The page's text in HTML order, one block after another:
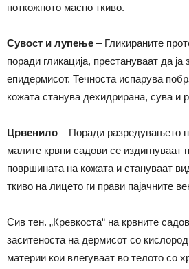
поткожното масно ткиво.
Сувост и лупење – Гликираните
поради гликација, престануваат да
епидермисот. Течноста испарува
кожата станува дехидрирана, сува и
Црвенило – Поради разредувањето
малите крвни садови се издигнуваат
површината на кожата и стануваат
ткиво на лицето ги прави пајачните
Сив тен. „Кревкоста“ на крвните
заситеноста на дермисот со
материи кои влегуваат во телото со